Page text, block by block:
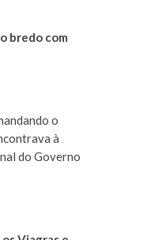
bredo com
o
à
do Governo